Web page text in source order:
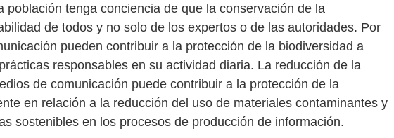
población tenga conciencia de que la conservación de la
de todos y no solo de los expertos o de las autoridades. Por
pueden contribuir a la protección de la biodiversidad a
responsables en su actividad diaria. La reducción de la
de comunicación puede contribuir a la protección de la
en relación a la reducción del uso de materiales contaminantes y
sostenibles en los procesos de producción de información.